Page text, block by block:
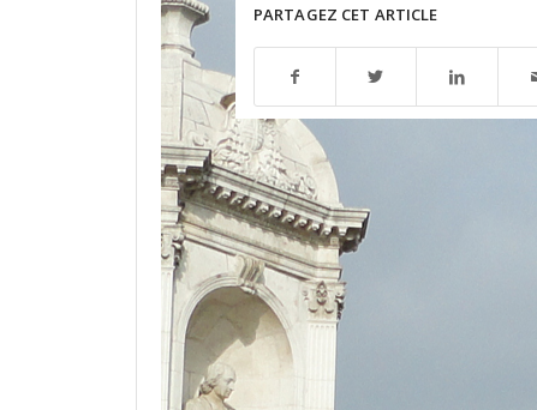
PARTAGEZ CET ARTICLE